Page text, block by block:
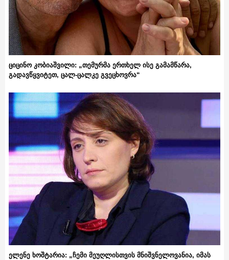
ციცინო კობიაშვილი: „თემურმა ერთხელ ისე გამამწარა,
გადავწყვიტეთ, ცალ-ცალკე გვეცხოვრა“
ელენე ხოშტარია: „ჩემი მეუღლისთვის მნიშვნელოვანია, იმას